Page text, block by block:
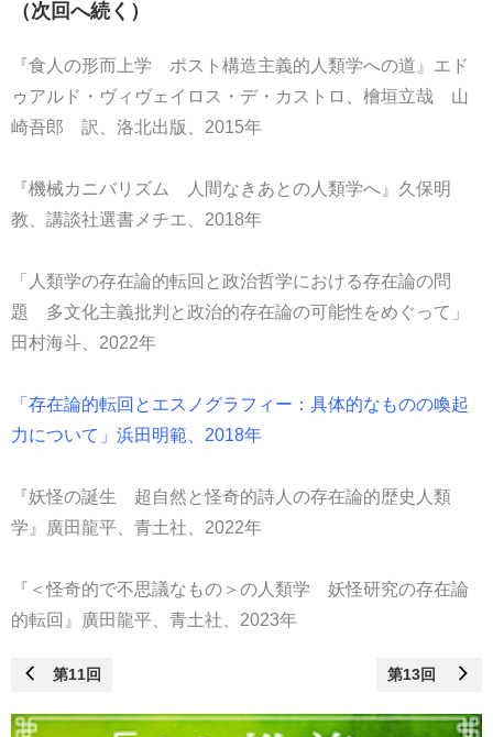
（次回へ続く）
『食人の形而上学 ポスト構造主義的人類学への道』エド
ゥアルド・ヴィヴェイロス・デ・カストロ、檜垣立哉 山
崎吾郎 訳、洛北出版、2015年
『機械カニバリズム 人間なきあとの人類学へ』久保明
教、講談社選書メチエ、2018年
「人類学の存在論的転回と政治哲学における存在論の問
題 多文化主義批判と政治的存在論の可能性をめぐって」
田村海斗、2022年
「存在論的転回とエスノグラフィー：具体的なものの喚起
力について」浜田明範、2018年
『妖怪の誕生 超自然と怪奇的詩人の存在論的歴史人類
学』廣田龍平、青土社、2022年
『＜怪奇的で不思議なもの＞の人類学 妖怪研究の存在論
的転回』廣田龍平、青土社、2023年
第11回 第13回